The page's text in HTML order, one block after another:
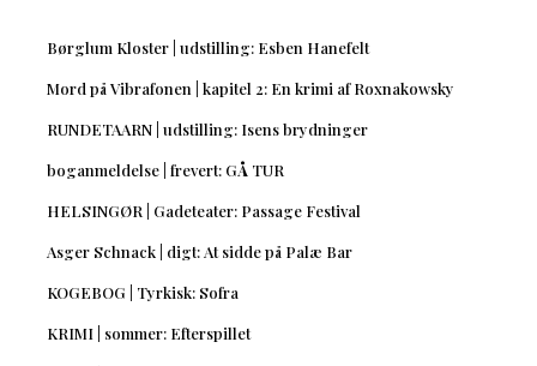
Børglum Kloster | udstilling: Esben Hanefelt
Mord på Vibrafonen | kapitel 2: En krimi af Roxnakowsky
RUNDETAARN | udstilling: Isens brydninger
boganmeldelse | frevert: GÅ TUR
HELSINGØR | Gadeteater: Passage Festival
Asger Schnack | digt: At sidde på Palæ Bar
KOGEBOG | Tyrkisk: Sofra
KRIMI | sommer: Efterspillet